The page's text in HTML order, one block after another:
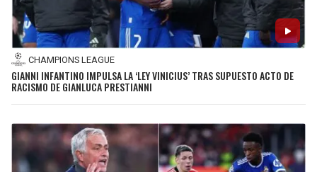
CHAMPIONS LEAGUE
GIANNI INFANTINO IMPULSA LA ‘LEY VINICIUS’ TRAS SUPUESTO ACTO DE
RACISMO DE GIANLUCA PRESTIANNI